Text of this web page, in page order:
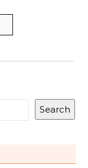
Search